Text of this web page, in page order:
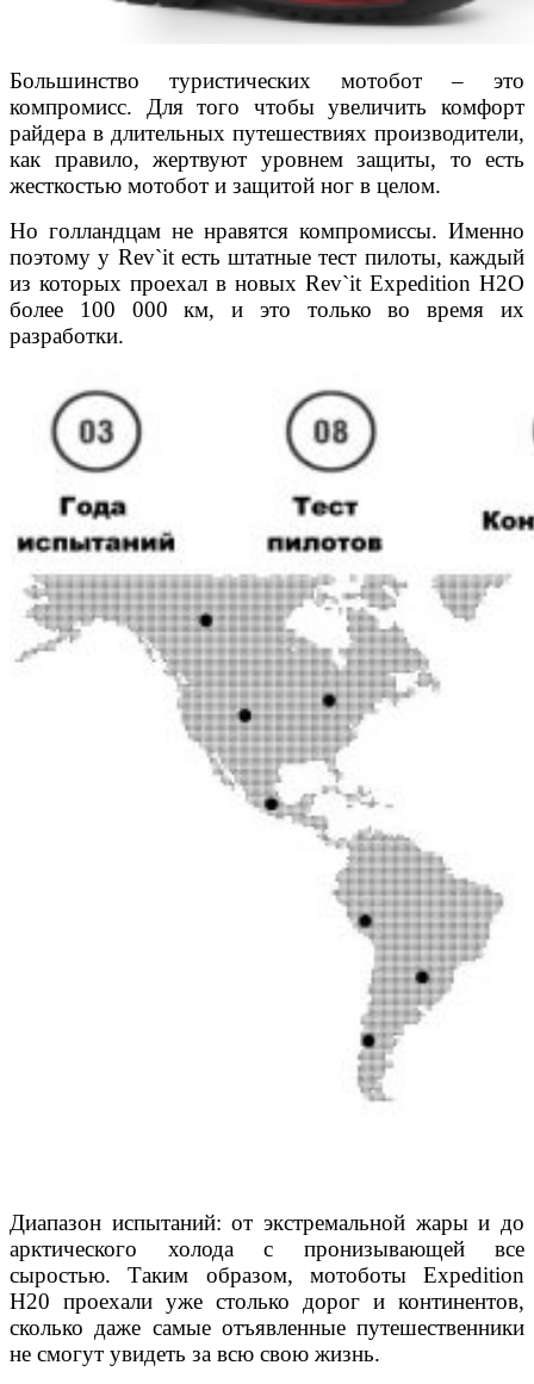
Большинство туристических мотобот – это
компромисс. Для того чтобы увеличить комфорт
райдера в длительных путешествиях производители,
как правило, жертвуют уровнем защиты, то есть
жесткостью мотобот и защитой ног в целом.
Но голландцам не нравятся компромиссы. Именно
поэтому у Rev`it есть штатные тест пилоты, каждый
из которых проехал в новых Rev`it Expedition H2O
более 100 000 км, и это только во время их
разработки.
Диапазон испытаний: от экстремальной жары и до
арктического холода с пронизывающей все
сыростью. Таким образом, мотоботы Expedition
H20 проехали уже столько дорог и континентов,
сколько даже самые отъявленные путешественники
не смогут увидеть за всю свою жизнь.